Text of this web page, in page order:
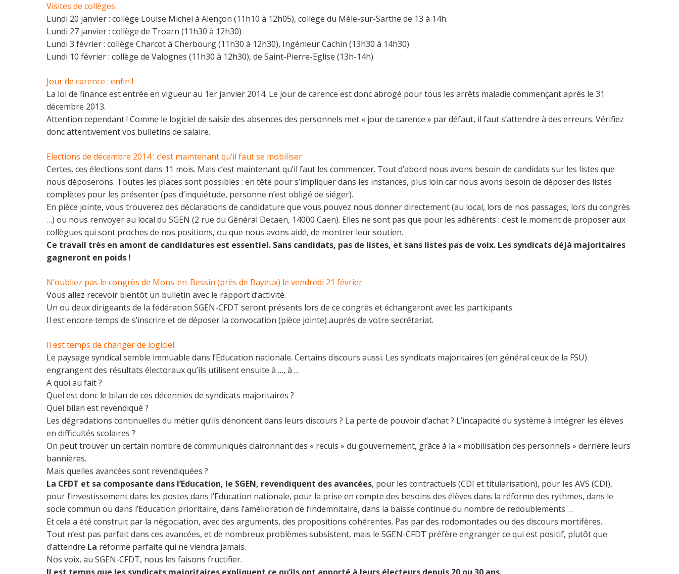
Visites de collèges
Lundi 20 janvier : collège Louise Michel à Alençon (11h10 à 12h05), collège du Mèle-sur-Sarthe de 13 à 14h.
Lundi 27 janvier : collège de Troarn (11h30 à 12h30)
Lundi 3 février : collège Charcot à Cherbourg (11h30 à 12h30), Ingénieur Cachin (13h30 à 14h30)
Lundi 10 février : collège de Valognes (11h30 à 12h30), de Saint-Pierre-Eglise (13h-14h)
Jour de carence : enfin !
La loi de finance est entrée en vigueur au 1er janvier 2014. Le jour de carence est donc abrogé pour tous les arrêts maladie commençant après le 31
décembre 2013.
Attention cependant ! Comme le logiciel de saisie des absences des personnels met « jour de carence » par défaut, il faut s’attendre à des erreurs. Vérifiez
donc attentivement vos bulletins de salaire.
Elections de décembre 2014 : c’est maintenant qu’il faut se mobiliser
Certes, ces élections sont dans 11 mois. Mais c’est maintenant qu’il faut les commencer. Tout d’abord nous avons besoin de candidats sur les listes que
nous déposerons. Toutes les places sont possibles : en tête pour s’impliquer dans les instances, plus loin car nous avons besoin de déposer des listes
complètes pour les présenter (pas d’inquiétude, personne n’est obligé de siéger).
En pièce jointe, vous trouverez des déclarations de candidature que vous pouvez nous donner directement (au local, lors de nos passages, lors du congrès
…) ou nous renvoyer au local du SGEN (2 rue du Général Decaen, 14000 Caen). Elles ne sont pas que pour les adhérents : c’est le moment de proposer aux
collègues qui sont proches de nos positions, ou que nous avons aidé, de montrer leur soutien.
Ce travail très en amont de candidatures est essentiel. Sans candidats, pas de listes, et sans listes pas de voix. Les syndicats déjà majoritaires
gagneront en poids !
N’oubliez pas le congrès de Mons-en-Bessin (près de Bayeux) le vendredi 21 février
Vous allez recevoir bientôt un bulletin avec le rapport d’activité.
Un ou deux dirigeants de la fédération SGEN-CFDT seront présents lors de ce congrès et échangeront avec les participants.
Il est encore temps de s’inscrire et de déposer la convocation (pièce jointe) auprès de votre secrétariat.
Il est temps de changer de logiciel
Le paysage syndical semble immuable dans l’Education nationale. Certains discours aussi. Les syndicats majoritaires (en général ceux de la FSU)
engrangent des résultats électoraux qu’ils utilisent ensuite à …, à …
A quoi au fait ?
Quel est donc le bilan de ces décennies de syndicats majoritaires ?
Quel bilan est revendiqué ?
Les dégradations continuelles du métier qu’ils dénoncent dans leurs discours ? La perte de pouvoir d’achat ? L’incapacité du système à intégrer les élèves
en difficultés scolaires ?
On peut trouver un certain nombre de communiqués claironnant des « reculs » du gouvernement, grâce à la « mobilisation des personnels » derrière leurs
bannières.
Mais quelles avancées sont revendiquées ?
La CFDT et sa composante dans l’Education, le SGEN, revendiquent des avancées, pour les contractuels (CDI et titularisation), pour les AVS (CDI),
pour l’investissement dans les postes dans l’Education nationale, pour la prise en compte des besoins des élèves dans la réforme des rythmes, dans le
socle commun ou dans l’Education prioritaire, dans l’amélioration de l’indemnitaire, dans la baisse continue du nombre de redoublements …
Et cela a été construit par la négociation, avec des arguments, des propositions cohérentes. Pas par des rodomontades ou des discours mortifères.
Tout n’est pas parfait dans ces avancées, et de nombreux problèmes subsistent, mais le SGEN-CFDT préfère engranger ce qui est positif, plutôt que
d’attendre La réforme parfaite qui ne viendra jamais.
Nos voix, au SGEN-CFDT, nous les faisons fructifier.